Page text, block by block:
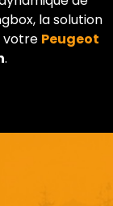
la solution
votre Peugeot
.